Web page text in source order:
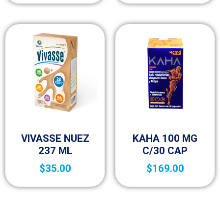
VIVASSE NUEZ
237 ML
$35.00
KAHA 100 MG
C/30 CAP
$169.00